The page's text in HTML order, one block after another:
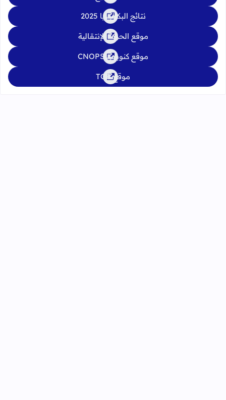
نتائج البكالوريا 2025
موقع الحركة الإنتقالية
موقع كنوبس CNOPS
موقع TGR